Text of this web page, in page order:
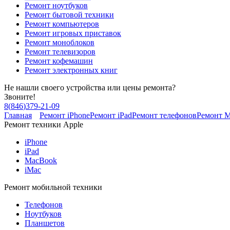
Ремонт ноутбуков
Ремонт бытовой техники
Ремонт компьютеров
Ремонт игровых приставок
Ремонт моноблоков
Ремонт телевизоров
Ремонт кофемашин
Ремонт электронных книг
Не нашли своего устройства или цены ремонта?
Звоните!
8(846)379-21-09
Главная
Ремонт iPhoneРемонт iPadРемонт телефоновРемонт
Ремонт техники Apple
iPhone
iPad
MacBook
iMac
Ремонт мобильной техники
Телефонов
Ноутбуков
Планшетов